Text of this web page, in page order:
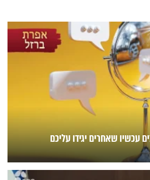
עכשיו שאחרים יגידו עליכם